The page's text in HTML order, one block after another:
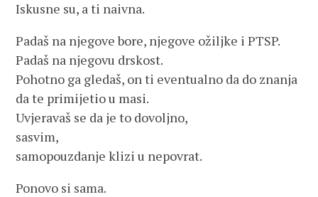
Iskusne su, a ti naivna.
Padaš na njegove bore, njegove ožiljke i PTSP.
Padaš na njegovu drskost.
Pohotno ga gledaš, on ti eventualno da do znanja
da te primijetio u masi.
Uvjeravaš se da je to dovoljno,
sasvim,
samopouzdanje klizi u nepovrat.
Ponovo si sama.